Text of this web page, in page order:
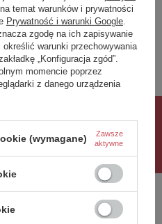
opinię
ocena:
5/5
temat warunków i prywatności
Prywatność i warunki Google
zgodę na ich zapisywanie
warunki przechowywania
„Konfiguracja zgód”.
momencie poprzez
z danego urządzenia
(wymagane)
Zawsze
aktywne